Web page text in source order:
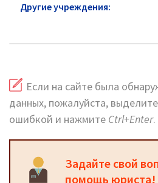
Другие учреждения:
Если на сайте была
данных, пожалуйста, выделите
ошибкой и нажмите Ctrl+Enter.
Задайте свой
помощь юриста!